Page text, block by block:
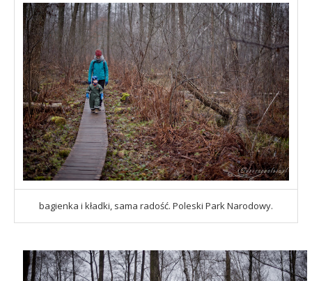
bagienka i kładki, sama radość. Poleski Park Narodowy.